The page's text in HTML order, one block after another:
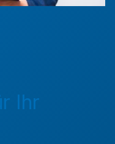
Ihr